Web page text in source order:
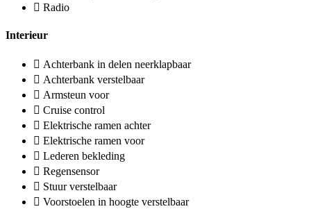
Radio
Interieur
Achterbank in delen neerklapbaar
Achterbank verstelbaar
Armsteun voor
Cruise control
Elektrische ramen achter
Elektrische ramen voor
Lederen bekleding
Regensensor
Stuur verstelbaar
Voorstoelen in hoogte verstelbaar